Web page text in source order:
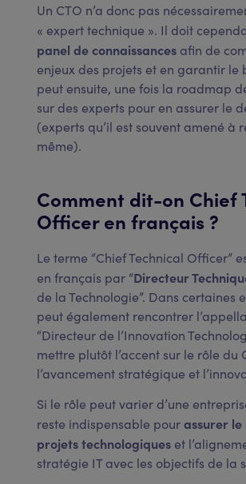
Un CTO n’a donc pas
« expert technique ». Il doit
panel de connaissances afin de
enjeux des projets et en garantir le
peut ensuite, une fois la roadmap
sur des experts pour en assurer le
(experts qu’il est souvent amené à
même).
Comment dit-on Chief
Officer en français ?
Le terme “Chief Technical Officer”
en français par “Directeur
de la Technologie”. Dans certaines
peut également rencontrer
“Directeur de l’Innovation
mettre plutôt l’accent sur le rôle du
l’avancement stratégique et
Si le rôle peut varier d’une
reste indispensable pourassurer le
projets technologiques et
stratégie IT avec les objectifs de la